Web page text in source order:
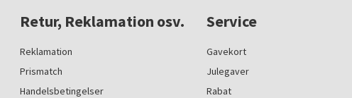
Retur, Reklamation osv.
Reklamation
Prismatch
Handelsbetingelser
Service
Gavekort
Julegaver
Rabat